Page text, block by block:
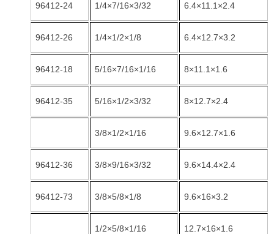
96412-24 1/4×7/16×3/32 6.4×11.1×2.4
96412-26 1/4×1/2×1/8 6.4×12.7×3.2
96412-18 5/16×7/16×1/16 8×11.1×1.6
96412-35 5/16×1/2×3/32 8×12.7×2.4
3/8×1/2×1/16 9.6×12.7×1.6
96412-36 3/8×9/16×3/32 9.6×14.4×2.4
96412-73 3/8×5/8×1/8 9.6×16×3.2
1/2×5/8×1/16 12.7×16×1.6